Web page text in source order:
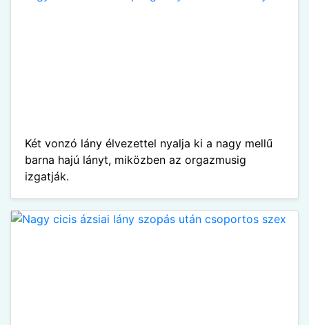
Két vonzó lány élvezettel nyalja ki a nagy mellű
barna hajú lányt, miközben az orgazmusig
izgatják.